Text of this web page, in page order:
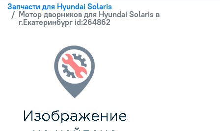
Запчасти для Hyundai Solaris
Мотор дворников для Hyundai Solaris в
г.Екатеринбург id:264862